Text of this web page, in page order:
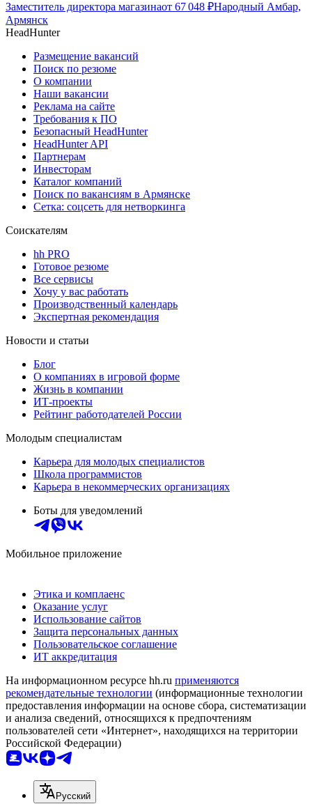
Заместитель директора магазинаот 67 048 ₽Народный Амбар,
Армянск
HeadHunter
Размещение вакансий
Поиск по резюме
О компании
Наши вакансии
Реклама на сайте
Требования к ПО
Безопасный HeadHunter
HeadHunter API
Партнерам
Инвесторам
Каталог компаний
Поиск по вакансиям в Армянске
Сетка: соцсеть для нетворкинга
Соискателям
hh PRO
Готовое резюме
Все сервисы
Хочу у вас работать
Производственный календарь
Экспертная рекомендация
Новости и статьи
Блог
О компаниях в игровой форме
Жизнь в компании
ИТ-проекты
Рейтинг работодателей России
Молодым специалистам
Карьера для молодых специалистов
Школа программистов
Карьера в некоммерческих организациях
Боты для уведомлений
Мобильное приложение
Этика и комплаенс
Оказание услуг
Использование сайтов
Защита персональных данных
Пользовательское соглашение
ИТ аккредитация
На информационном ресурсе hh.ru применяются
рекомендательные технологии (информационные технологии
предоставления информации на основе сбора, систематизации
и анализа сведений, относящихся к предпочтениям
пользователей сети «Интернет», находящихся на территории
Российской Федерации)
Русский